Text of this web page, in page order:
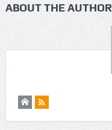
ABOUT THE AUTHOR